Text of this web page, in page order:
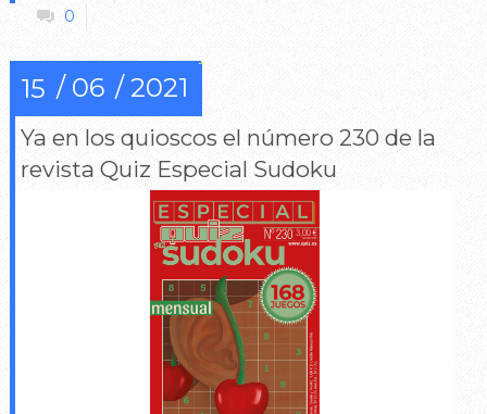
0
15 06 2021
Ya en los quioscos el número 230 de la
revista Quiz Especial Sudoku